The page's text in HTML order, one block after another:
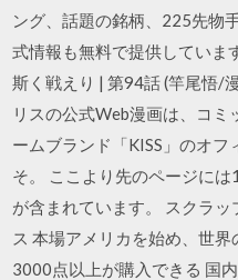
ング、話題の銘柄、225先物
式情報も無料で提供していま
斯く戦えり | 第94話 (竿尾悟/
リスの公式Web漫画は、コミ
ームブランド「KISS」のオフ
そ。 ここより先のページに
が含まれています。 スクラ
ス 本場アメリカを始め、世
3000点以上が購入できる 国